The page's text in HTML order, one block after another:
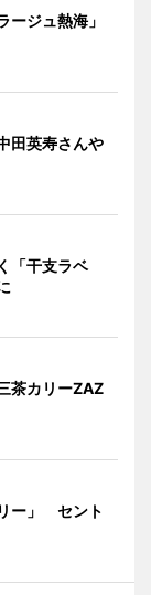
ージュ熱海」
田英寿さんや
「干支ラベ
茶カリーZAZ
ー」 セント